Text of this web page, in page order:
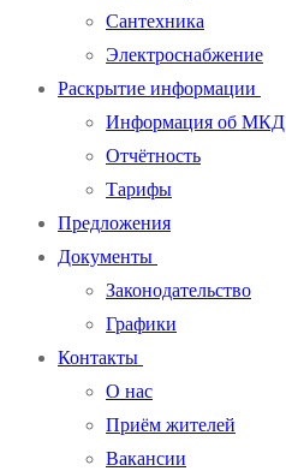
Сантехника
Электроснабжение
Раскрытие информации
Информация об МКД
Отчётность
Тарифы
Предложения
Документы
Законодательство
Графики
Контакты
О нас
Приём жителей
Вакансии